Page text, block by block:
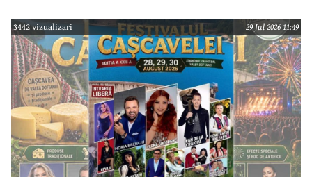
3442 vizualizari 29 Jul 2026 11:49